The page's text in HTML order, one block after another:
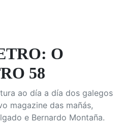
O
58
ao día a día dos galegos
magazine das mañás,
e Bernardo Montaña.